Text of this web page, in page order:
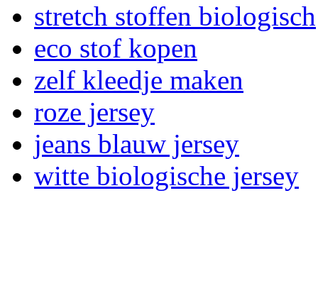
stretch stoffen biologisch
eco stof kopen
zelf kleedje maken
roze jersey
jeans blauw jersey
witte biologische jersey